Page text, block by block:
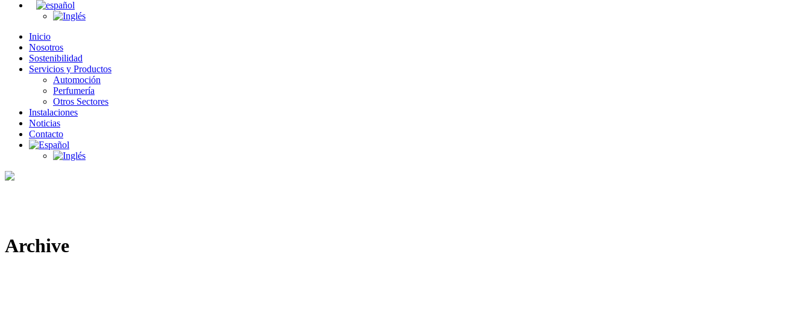
Inicio
Nosotros
Sostenibilidad
Servicios y Productos
Automoción
Perfumería
Otros Sectores
Instalaciones
Noticias
Contacto
Archive